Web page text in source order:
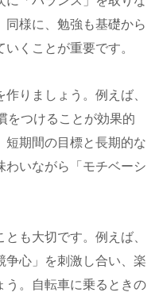
同様に、勉強も基礎から
くことが重要です。
りましょう。例えば、
をつけることが効果的
短期間の目標と長期的な
わいながら「モチベーシ
も大切です。例えば、
争心」を刺激し合い、楽
う。自転車に乗るときの